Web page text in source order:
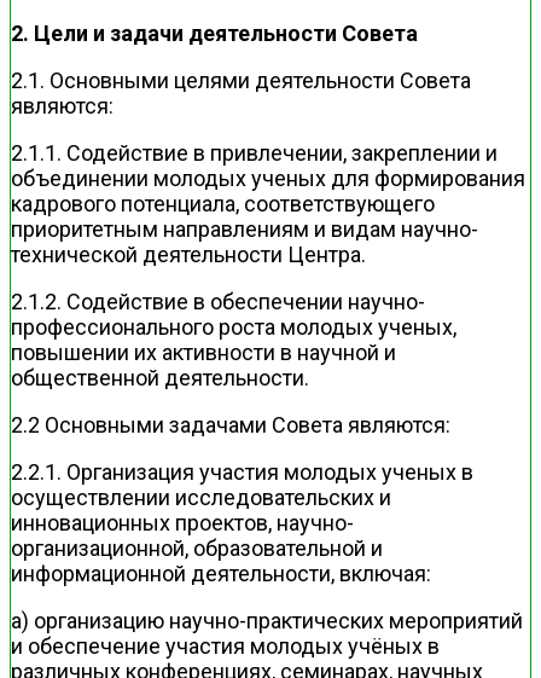
2. Цели и задачи деятельности Совета
2.1. Основными целями деятельности Совета
являются:
2.1.1. Содействие в привлечении, закреплении и
объединении молодых ученых для формирования
кадрового потенциала, соответствующего
приоритетным направлениям и видам научно-
технической деятельности Центра.
2.1.2. Содействие в обеспечении научно-
профессионального роста молодых ученых,
повышении их активности в научной и
общественной деятельности.
2.2 Основными задачами Совета являются:
2.2.1. Организация участия молодых ученых в
осуществлении исследовательских и
инновационных проектов, научно-
организационной, образовательной и
информационной деятельности, включая:
а) организацию научно-практических мероприятий
и обеспечение участия молодых учёных в
различных конференциях, семинарах, научных